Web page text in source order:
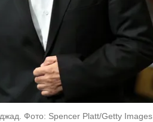
Фото: Spencer Platt/Getty Images